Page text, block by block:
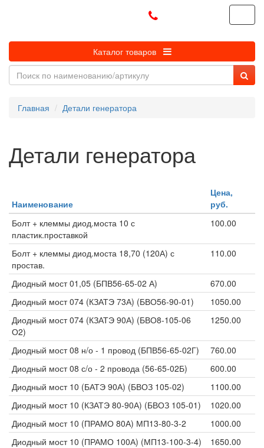
Каталог товаров
Главная Детали генератора
Детали генератора
Наименование
Цена,
руб.
Болт + клеммы диод.моста 10 с
пластик.проставкой
100.00
Болт + клеммы диод.моста 18,70 (120А) с
простав.
110.00
Диодный мост 01,05 (БПВ56-65-02 А)
670.00
Диодный мост 074 (КЗАТЭ 73А) (БВО56-90-01)
1050.00
Диодный мост 074 (КЗАТЭ 90А) (БВО8-105-06
О2)
1250.00
Диодный мост 08 н/о - 1 провод (БПВ56-65-02Г)
760.00
Диодный мост 08 с/о - 2 провода (56-65-02Б)
600.00
Диодный мост 10 (БАТЭ 90А) (БВОЗ 105-02)
1100.00
Диодный мост 10 (КЗАТЭ 80-90А) (БВОЗ 105-01)
1020.00
Диодный мост 10 (ПРАМО 80А) МП13-80-3-2
1000.00
Диодный мост 10 (ПРАМО 100А) (МП13-100-3-4)
1650.00